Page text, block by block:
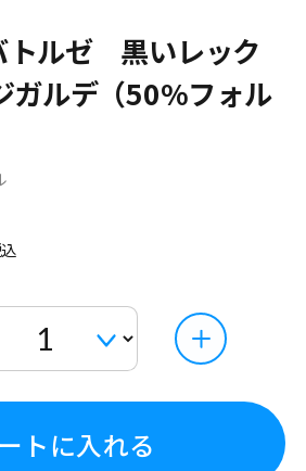
ルゼ 黒いレック
ガルデ（50%フォル
トに入れる